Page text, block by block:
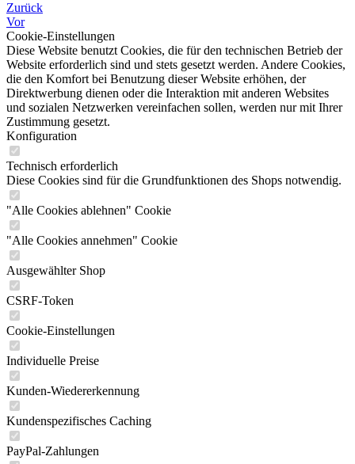
Zurück
Vor
Cookie-Einstellungen
Diese Website benutzt Cookies, die für den technischen Betrieb der
Website erforderlich sind und stets gesetzt werden. Andere Cookies,
die den Komfort bei Benutzung dieser Website erhöhen, der
Direktwerbung dienen oder die Interaktion mit anderen Websites
und sozialen Netzwerken vereinfachen sollen, werden nur mit Ihrer
Zustimmung gesetzt.
Konfiguration
Technisch erforderlich
Diese Cookies sind für die Grundfunktionen des Shops notwendig.
"Alle Cookies ablehnen" Cookie
"Alle Cookies annehmen" Cookie
Ausgewählter Shop
CSRF-Token
Cookie-Einstellungen
Individuelle Preise
Kunden-Wiedererkennung
Kundenspezifisches Caching
PayPal-Zahlungen